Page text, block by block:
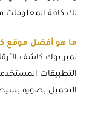
لك كافة المعلومات
ما هو أفضل موقع
نمبر بوك كاشف
التطبيقات
التحميل بصورة